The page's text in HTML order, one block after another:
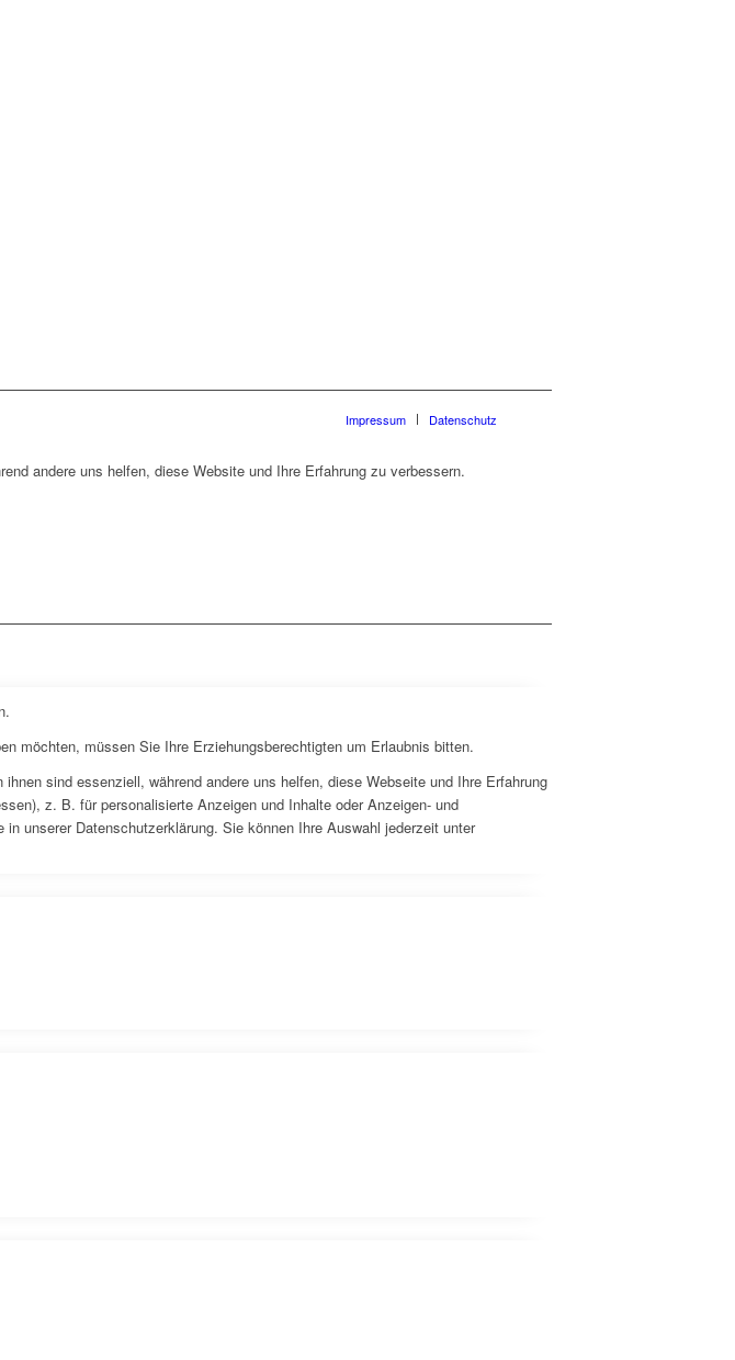
Impressum Datenschutz
andere uns helfen, diese Website und Ihre Erfahrung zu verbessern.
möchten, müssen Sie Ihre Erziehungsberechtigten um Erlaubnis bitten.
sind essenziell, während andere uns helfen, diese Webseite und Ihre Erfahrung
z. B. für personalisierte Anzeigen und Inhalte oder Anzeigen- und
unserer Datenschutzerklärung. Sie können Ihre Auswahl jederzeit unter